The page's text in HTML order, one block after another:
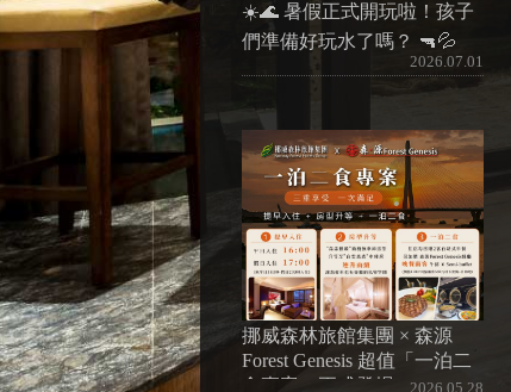
☀️🌊 暑假正式開玩啦！孩子
們準備好玩水了嗎？ 🔫💦
2026.07.01
挪威森林旅館集團 × 森源
Forest Genesis 超值「一泊二
食專案」正式登場
2026.05.28